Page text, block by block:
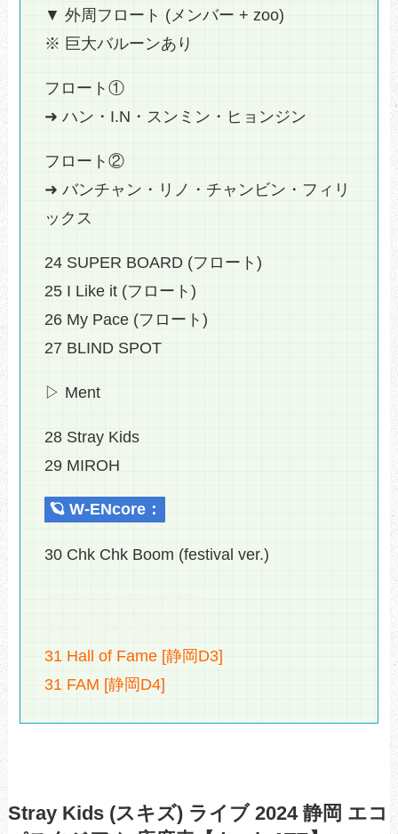
▼ 外周フロート (メンバー + zoo)
※ 巨大バルーンあり
フロート①
➜ ハン・I.N・スンミン・ヒョンジン
フロート②
➜ バンチャン・リノ・チャンビン・フィリ
ックス
24 SUPER BOARD (フロート)
25 I Like it (フロート)
26 My Pace (フロート)
27 BLIND SPOT
▷ Ment
28 Stray Kids
29 MIROH
🪐 W-ENcore：
30 Chk Chk Boom (festival ver.)
31 Hall of Fame [静岡D3]
31 FAM [静岡D4]
Stray Kids (スキズ) ライブ 2024 静岡 エコ